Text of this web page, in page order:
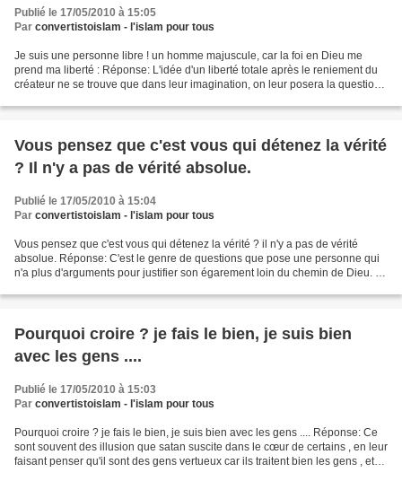
Publié le 17/05/2010 à 15:05
Par convertistoislam - l'islam pour tous
Je suis une personne libre ! un homme majuscule, car la foi en Dieu me
prend ma liberté : Réponse: L'idée d'un liberté totale après le reniement du
créateur ne se trouve que dans leur imagination, on leur posera la question :
Vous pensez que c'est vous qui détenez la vérité
? Il n'y a pas de vérité absolue.
Publié le 17/05/2010 à 15:04
Par convertistoislam - l'islam pour tous
Vous pensez que c'est vous qui détenez la vérité ? il n'y a pas de vérité
absolue. Réponse: C'est le genre de questions que pose une personne qui
n'a plus d'arguments pour justifier son égarement loin du chemin de Dieu. Si
Pourquoi croire ? je fais le bien, je suis bien
avec les gens ....
Publié le 17/05/2010 à 15:03
Par convertistoislam - l'islam pour tous
Pourquoi croire ? je fais le bien, je suis bien avec les gens .... Réponse: Ce
sont souvent des illusion que satan suscite dans le cœur de certains , en leur
faisant penser qu'il sont des gens vertueux car ils traitent bien les gens , et